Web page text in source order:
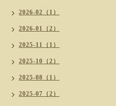
2026-02（1）
2026-01（2）
2025-11（1）
2025-10（2）
2025-08（1）
2025-07（2）